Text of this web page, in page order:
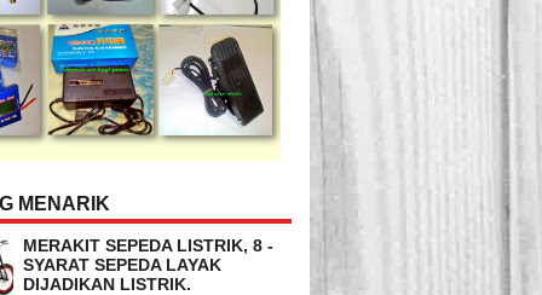
MENARIK
MERAKIT SEPEDA LISTRIK, 8 -
SYARAT SEPEDA LAYAK
DIJADIKAN LISTRIK.